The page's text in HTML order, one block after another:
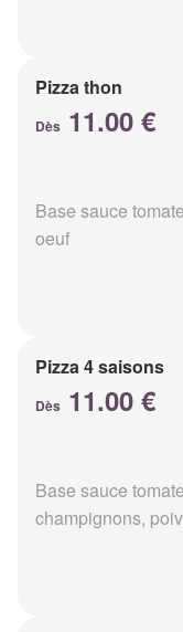
Pizza thon
Dès 11.00 €
Base sauce
oeuf
Pizza 4 saisons
Dès 11.00 €
Base sauce
champignons,